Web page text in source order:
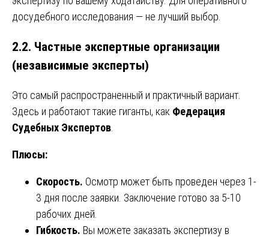
досудебного исследования — не лучший выбор.
2.2. Частные экспертные организации
(независимые эксперты)
Это самый распространенный и практичный вариант.
Здесь и работают такие гиганты, как Федерация
Судебных Экспертов
Плюсы:
Скорость. Осмотр может быть проведен через 1-
3 дня после заявки. Заключение готово за 5-10
рабочих дней.
Гибкость. Вы можете заказать экспертизу в